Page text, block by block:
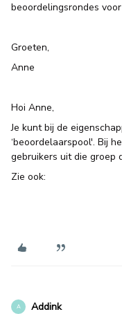
beoordelingsrondes
Groeten,
Anne
Hoi Anne,
Je kunt bij de
‘beoordelaarspool'. Bij
gebruikers uit die groep
Zie ook:
A Addink